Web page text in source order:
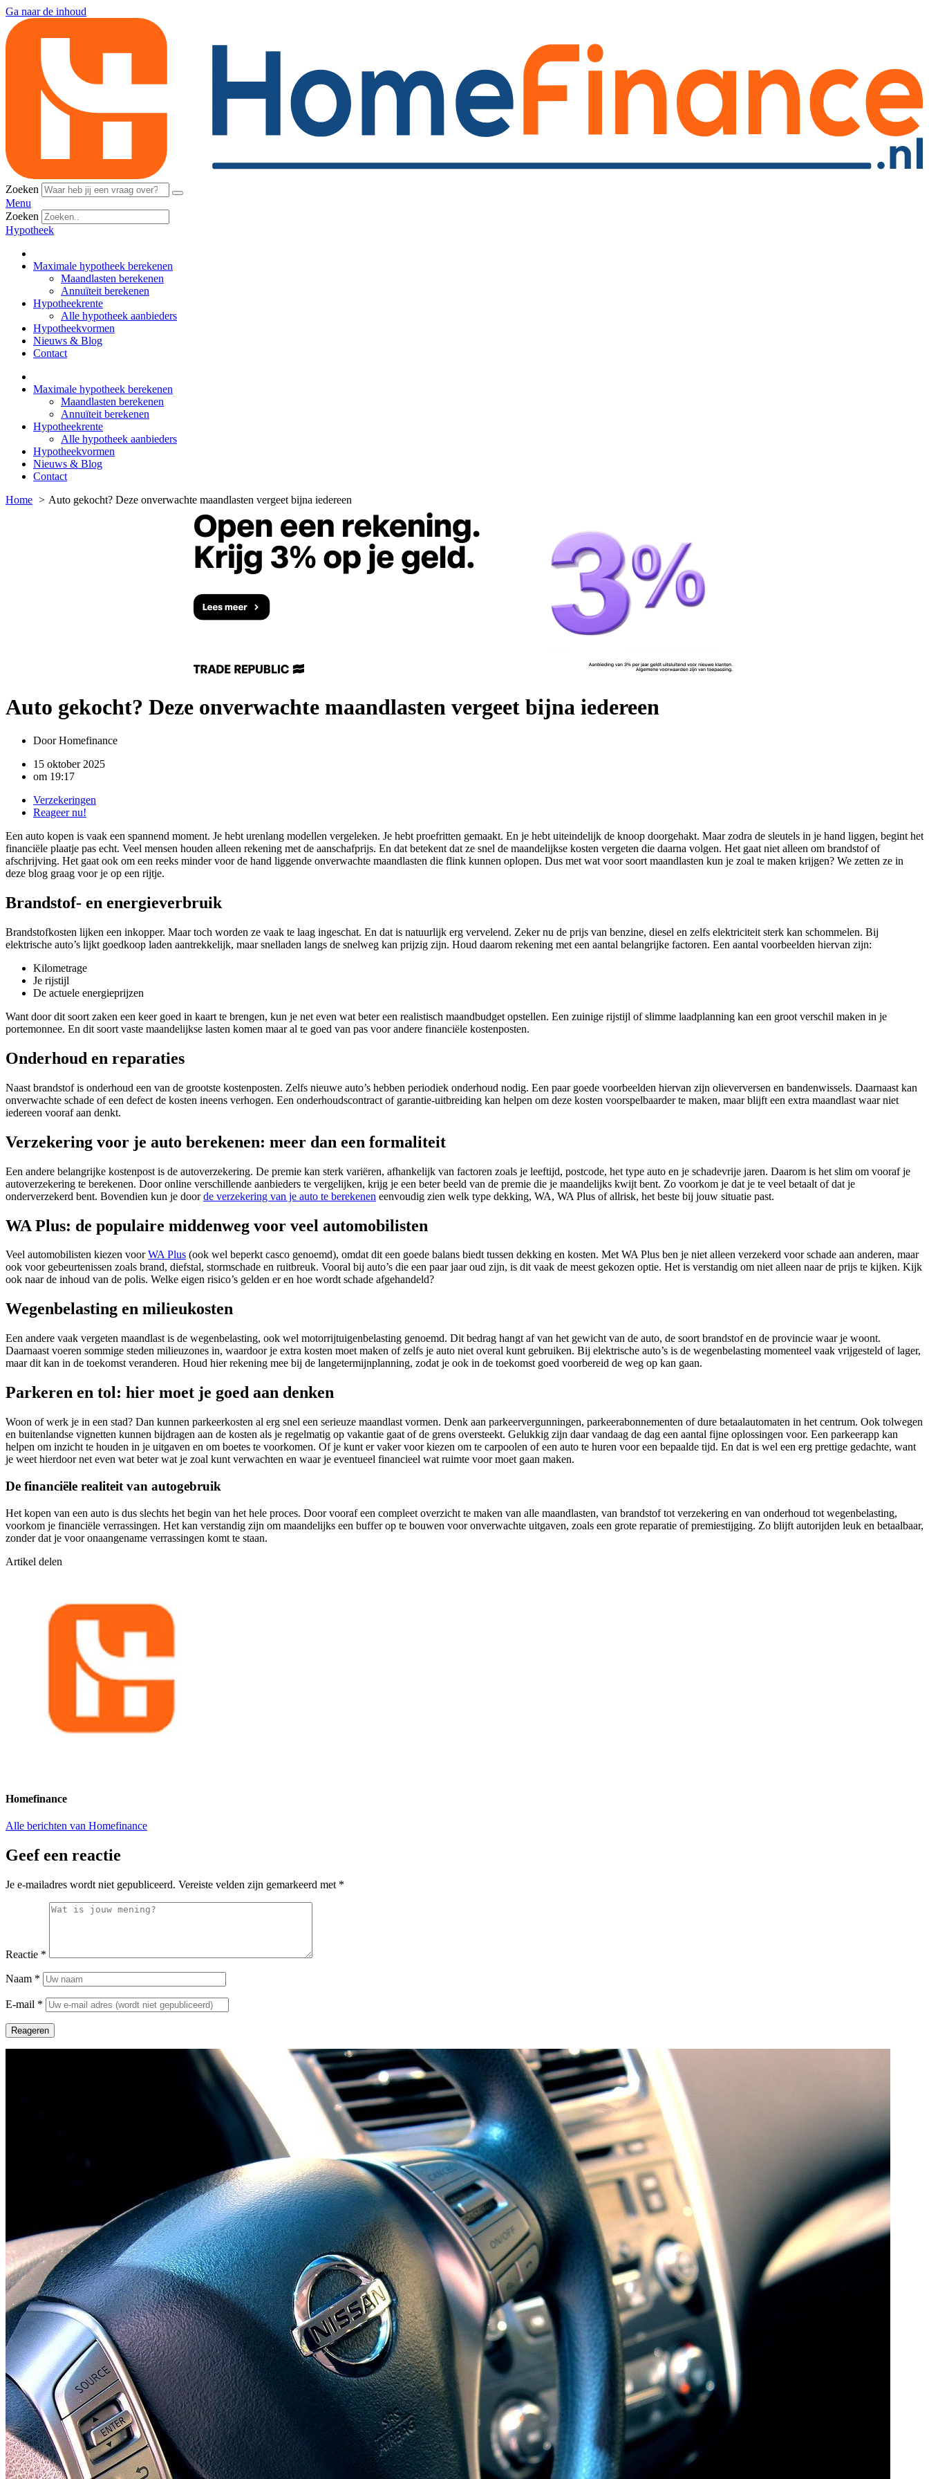
Ga naar de inhoud
Zoeken
Menu
Zoeken
Hypotheek
Maximale hypotheek berekenen
Maandlasten berekenen
Annuïteit berekenen
Hypotheekrente
Alle hypotheek aanbieders
Hypotheekvormen
Nieuws & Blog
Contact
Maximale hypotheek berekenen
Maandlasten berekenen
Annuïteit berekenen
Hypotheekrente
Alle hypotheek aanbieders
Hypotheekvormen
Nieuws & Blog
Contact
Home
Auto gekocht? Deze onverwachte maandlasten vergeet bijna iedereen
Auto gekocht? Deze onverwachte maandlasten vergeet bijna iedereen
DoorHomefinance
15 oktober 2025
om 19:17
Verzekeringen
Reageer nu!
Een auto kopen is vaak een spannend moment. Je hebt urenlang modellen vergeleken. Je hebt proefritten gemaakt. En je hebt uiteindelijk de knoop doorgehakt. Maar zodra de sleutels in je hand liggen, begint het
financiële plaatje pas echt. Veel mensen houden alleen rekening met de aanschafprijs. En dat betekent dat ze snel de maandelijkse kosten vergeten die daarna volgen. Het gaat niet alleen om brandstof of
afschrijving. Het gaat ook om een reeks minder voor de hand liggende onverwachte maandlasten die flink kunnen oplopen. Dus met wat voor soort maandlasten kun je zoal te maken krijgen? We zetten ze in
deze blog graag voor je op een rijtje.
Brandstof- en energieverbruik
Brandstofkosten lijken een inkopper. Maar toch worden ze vaak te laag ingeschat. En dat is natuurlijk erg vervelend. Zeker nu de prijs van benzine, diesel en zelfs elektriciteit sterk kan schommelen. Bij
elektrische auto’s lijkt goedkoop laden aantrekkelijk, maar snelladen langs de snelweg kan prijzig zijn. Houd daarom rekening met een aantal belangrijke factoren. Een aantal voorbeelden hiervan zijn:
Kilometrage
Je rijstijl
De actuele energieprijzen
Want door dit soort zaken een keer goed in kaart te brengen, kun je net even wat beter een realistisch maandbudget opstellen. Een zuinige rijstijl of slimme laadplanning kan een groot verschil maken in je
portemonnee. En dit soort vaste maandelijkse lasten komen maar al te goed van pas voor andere financiële kostenposten.
Onderhoud en reparaties
Naast brandstof is onderhoud een van de grootste kostenposten. Zelfs nieuwe auto’s hebben periodiek onderhoud nodig. Een paar goede voorbeelden hiervan zijn olieverversen en bandenwissels. Daarnaast kan
onverwachte schade of een defect de kosten ineens verhogen. Een onderhoudscontract of garantie-uitbreiding kan helpen om deze kosten voorspelbaarder te maken, maar blijft een extra maandlast waar niet
iedereen vooraf aan denkt.
Verzekering voor je auto berekenen: meer dan een formaliteit
Een andere belangrijke kostenpost is de autoverzekering. De premie kan sterk variëren, afhankelijk van factoren zoals je leeftijd, postcode, het type auto en je schadevrije jaren. Daarom is het slim om vooraf je
autoverzekering te berekenen. Door online verschillende aanbieders te vergelijken, krijg je een beter beeld van de premie die je maandelijks kwijt bent. Zo voorkom je dat je te veel betaalt of dat je
onderverzekerd bent. Bovendien kun je doorde verzekering van je auto te berekenen eenvoudig zien welk type dekking, WA, WA Plus of allrisk, het beste bij jouw situatie past.
WA Plus: de populaire middenweg voor veel automobilisten
Veel automobilisten kiezen voorWA Plus (ook wel beperkt casco genoemd), omdat dit een goede balans biedt tussen dekking en kosten. Met WA Plus ben je niet alleen verzekerd voor schade aan anderen, maar
ook voor gebeurtenissen zoals brand, diefstal, stormschade en ruitbreuk. Vooral bij auto’s die een paar jaar oud zijn, is dit vaak de meest gekozen optie. Het is verstandig om niet alleen naar de prijs te kijken. Kijk
ook naar de inhoud van de polis. Welke eigen risico’s gelden er en hoe wordt schade afgehandeld?
Wegenbelasting en milieukosten
Een andere vaak vergeten maandlast is de wegenbelasting, ook wel motorrijtuigenbelasting genoemd. Dit bedrag hangt af van het gewicht van de auto, de soort brandstof en de provincie waar je woont.
Daarnaast voeren sommige steden milieuzones in, waardoor je extra kosten moet maken of zelfs je auto niet overal kunt gebruiken. Bij elektrische auto’s is de wegenbelasting momenteel vaak vrijgesteld of lager,
maar dit kan in de toekomst veranderen. Houd hier rekening mee bij de langetermijnplanning, zodat je ook in de toekomst goed voorbereid de weg op kan gaan.
Parkeren en tol: hier moet je goed aan denken
Woon of werk je in een stad? Dan kunnen parkeerkosten al erg snel een serieuze maandlast vormen. Denk aan parkeervergunningen, parkeerabonnementen of dure betaalautomaten in het centrum. Ook tolwegen
en buitenlandse vignetten kunnen bijdragen aan de kosten als je regelmatig op vakantie gaat of de grens oversteekt. Gelukkig zijn daar vandaag de dag een aantal fijne oplossingen voor. Een parkeerapp kan
helpen om inzicht te houden in je uitgaven en om boetes te voorkomen. Of je kunt er vaker voor kiezen om te carpoolen of een auto te huren voor een bepaalde tijd. En dat is wel een erg prettige gedachte, want
je weet hierdoor net even wat beter wat je zoal kunt verwachten en waar je eventueel financieel wat ruimte voor moet gaan maken.
De financiële realiteit van autogebruik
Het kopen van een auto is dus slechts het begin van het hele proces. Door vooraf een compleet overzicht te maken van alle maandlasten, van brandstof tot verzekering en van onderhoud tot wegenbelasting,
voorkom je financiële verrassingen. Het kan verstandig zijn om maandelijks een buffer op te bouwen voor onverwachte uitgaven, zoals een grote reparatie of premiestijging. Zo blijft autorijden leuk en betaalbaar,
zonder dat je voor onaangename verrassingen komt te staan.
Artikel delen
Homefinance
Alle berichten van Homefinance
Geef een reactie
Je e-mailadres wordt niet gepubliceerd. Vereiste velden zijn gemarkeerd met *
Reactie *
Naam *
E-mail *
Reageren